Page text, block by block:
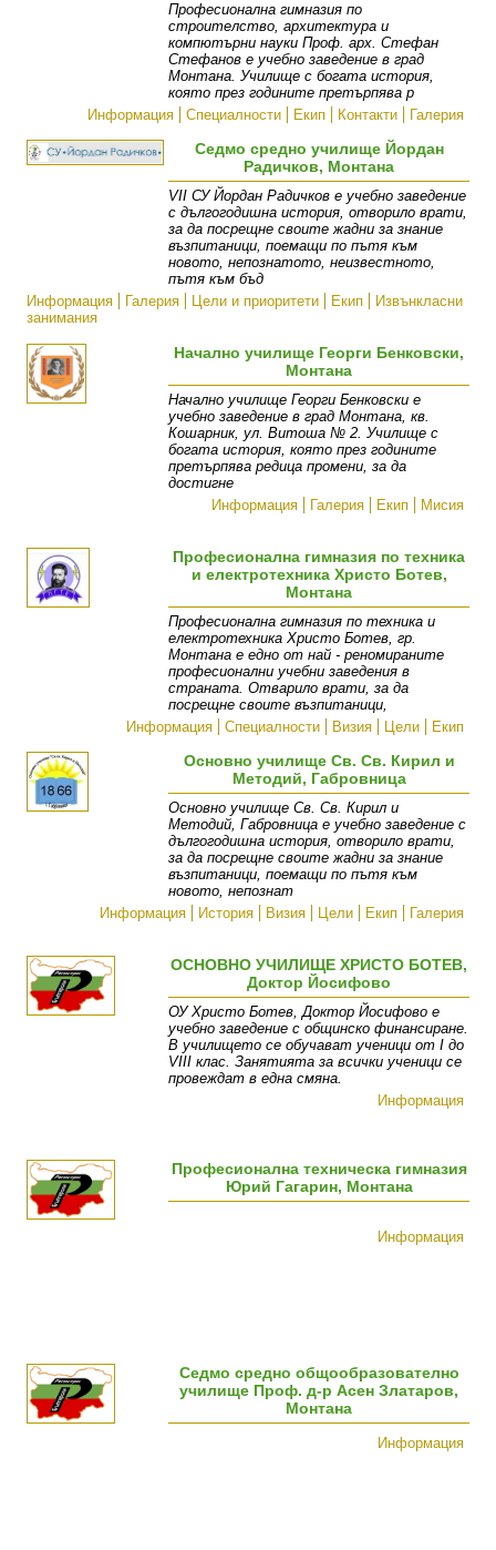
Професионална гимназия по
строителство, архитектура и
компютърни науки Проф. арх. Стефан
Стефанов е учебно заведение в град
Монтана. Училище с богата история,
която през годините претърпява р
Информация
Специалности Екип Контакти Галерия
Седмо средно училище Йордан
Радичков, Монтана
VII СУ Йордан Радичков е учебно заведение
с дългогодишна история, отворило врати,
за да посрещне своите жадни за знание
възпитаници, поемащи по пътя към
новото, непознатото, неизвестното,
пътя към бъд
Информация
Галерия Цели и приоритети Екип
Извънкласни
занимания
Начално училище Георги Бенковски,
Монтана
Начално училище Георги Бенковски е
учебно заведение в град Монтана, кв.
Кошарник, ул. Витоша № 2. Училище с
богата история, която през годините
претърпява редица промени, за да
достигне
Информация
Галерия Екип Мисия
Професионална гимназия по техника
и електротехника Христо Ботев,
Монтана
Професионална гимназия по техника и
електротехника Христо Ботев, гр.
Монтана е едно от най - реномираните
професионални учебни заведения в
страната. Отварило врати, за да
посрещне своите възпитаници,
Информация
Специалности Визия Цели Екип
Основно училище Св. Св. Кирил и
Методий, Габровница
Основно училище Св. Св. Кирил и
Методий, Габровница е учебно заведение с
дългогодишна история, отворило врати,
за да посрещне своите жадни за знание
възпитаници, поемащи по пътя към
новото, непознат
Информация
История Визия Цели Екип Галерия
ОСНОВНО УЧИЛИЩЕ ХРИСТО БОТЕВ,
Доктор Йосифово
ОУ Христо Ботев, Доктор Йосифово е
учебно заведение с общинско финансиране.
В училището се обучават ученици от I до
VIII клас. Занятията за всички ученици се
провеждат в една смяна.
Информация
Професионална техническа гимназия
Юрий Гагарин, Монтана
Информация
Седмо средно общообразователно
училище Проф. д-р Асен Златаров,
Монтана
Информация